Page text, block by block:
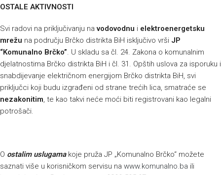
OSTALE AKTIVNOSTI
Svi radovi na priključivanju navodovodnu i elektroenergetsku
mrežu na području Brčko distrikta BiH isključivo vrši JP
“Komunalno Brčko”. U skladu sa čl. 24. Zakona o komunalnim
djelatnostima Brčko distrikta BiH i čl. 31. Opštih uslova za isporuku i
snabdijevanje električnom energijom Brčko distrikta BiH, svi
priključci koji budu izgrađeni od strane trećih lica, smatraće se
nezakonitim, te kao takvi neće moći biti registrovani kao legalni
potrošači.
O ostalim uslugamakoje pruža JP „Komunalno Brčko“ možete
saznati više u korisničkom servisu na www.komunalno.ba ili